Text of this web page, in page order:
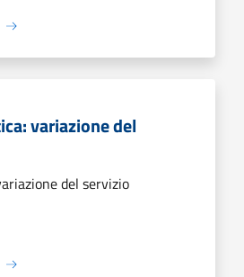
variazione del
del servizio